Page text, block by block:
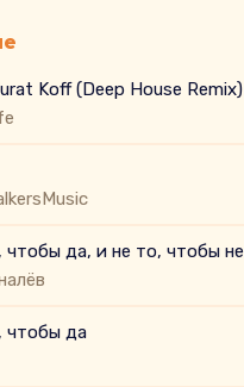
любовь найти
то плачут, то смеясь
поверхности луны
что вновь
Koff (Deep House Remix)
чтобы да